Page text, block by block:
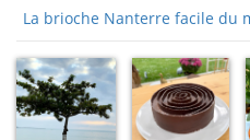
La brioche Nanterre facile du